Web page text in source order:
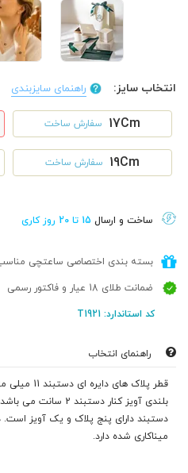
انتخاب سایز: راهنمای سایزبندی
17Cm سفارش ساخت
19Cm سفارش ساخت
ساخت و ارسال 15 تا 20 روز کاری
بسته بندی اختصاصی ساعتچی مناسب
ضمانت طلای 18 عیار و فاکتور رسمی
کد استاندارد: T1921
راهنمای انتخاب
قطر پلاک های دایره ای دستبند 11 میلی متر است.
بلندی آویز کنار دستبند 2 سانت می باشد.
دستبند دارای پنج پلاک و یک آویز است.
میناکاری شده دارد.